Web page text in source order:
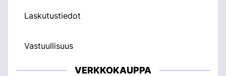
Laskutustiedot
Vastuullisuus
VERKKOKAUPPA